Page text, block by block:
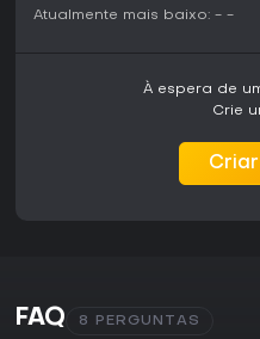
Atualmente mais baixo: - -
À espera de
Crie
FAQ 8 PERGUNTAS